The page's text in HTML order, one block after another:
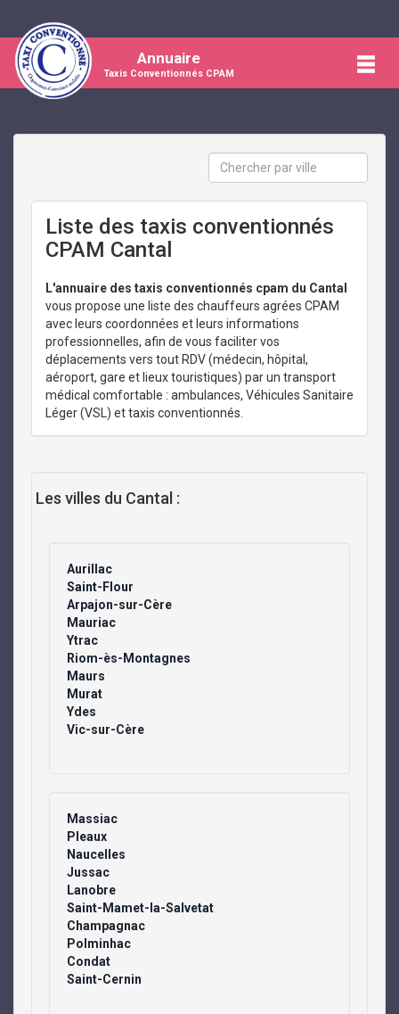
Annuaire
Taxis Conventionnés CPAM
Liste des taxis conventionnés
CPAM Cantal
L'annuaire des taxis conventionnés cpam du Cantal
vous propose une liste des chauffeurs agrées CPAM
avec leurs coordonnées et leurs informations
professionnelles, afin de vous faciliter vos
déplacements vers tout RDV (médecin, hôpital,
aéroport, gare et lieux touristiques) par un transport
médical comfortable : ambulances, Véhicules Sanitaire
Léger (VSL) et taxis conventionnés.
Les villes du Cantal :
Aurillac
Saint-Flour
Arpajon-sur-Cère
Mauriac
Ytrac
Riom-ès-Montagnes
Maurs
Murat
Ydes
Vic-sur-Cère
Massiac
Pleaux
Naucelles
Jussac
Lanobre
Saint-Mamet-la-Salvetat
Champagnac
Polminhac
Condat
Saint-Cernin